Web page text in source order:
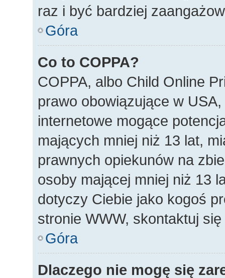
raz i być bardziej
Góra
Co to COPPA?
COPPA, albo Child Online
prawo obowiązujące w
internetowe mogące
mających mniej niż 13 lat,
prawnych opiekunów na
osoby mającej mniej niż 13
dotyczy Ciebie jako kogoś
stronie WWW, skontaktuj
Góra
Dlaczego nie mogę się